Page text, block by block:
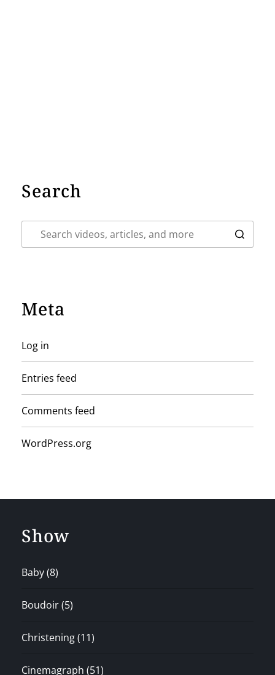
Search
Meta
Log in
Entries feed
Comments feed
WordPress.org
Show
Baby(8)
Boudoir(5)
Christening(11)
Cinemagraph (51)